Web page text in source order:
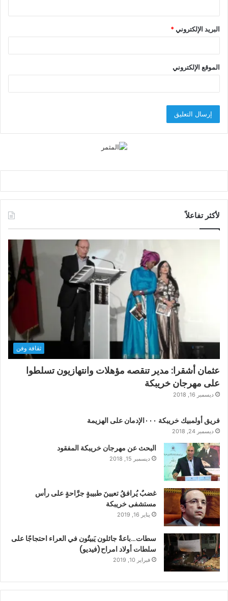
البريد الإلكتروني*
الموقع الإلكتروني
لأكثر تفاعلاً
ثقافة وفن
عثمان أشقرا: مدير تنقصه مؤهلات وانتهازيون تسلطوا
على مهرجان خريبكة
ديسمبر 16, 2018
فريق أولمبيك خريبكة ٠٠٠الإدمان على الهزيمة
ديسمبر 24, 2018
البحث عن مهرجان خريبكة المفقود
ديسمبر 15, 2018
غضبٌ يُرافقُ تعيينَ طبيبةٍ جرَّاحةٍ على رأس
مستشفى خريبكة
يناير 16, 2019
سطات…باعةٌ جائلون يَبيتُون في العراء احتجاجًا على
سلطات أولاد امراح(فيديو)
فبراير 10, 2019